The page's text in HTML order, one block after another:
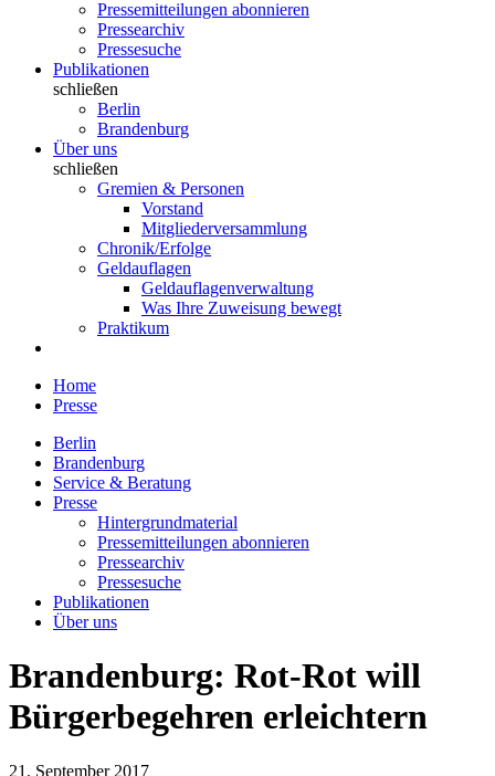
Pressemitteilungen abonnieren
Pressearchiv
Pressesuche
Publikationen
schließen
Berlin
Brandenburg
Über uns
schließen
Gremien & Personen
Vorstand
Mitgliederversammlung
Chronik/Erfolge
Geldauflagen
Geldauflagenverwaltung
Was Ihre Zuweisung bewegt
Praktikum
Home
Presse
Berlin
Brandenburg
Service & Beratung
Presse
Hintergrundmaterial
Pressemitteilungen abonnieren
Pressearchiv
Pressesuche
Publikationen
Über uns
Brandenburg: Rot-Rot will
Bürgerbegehren erleichtern
21. September 2017